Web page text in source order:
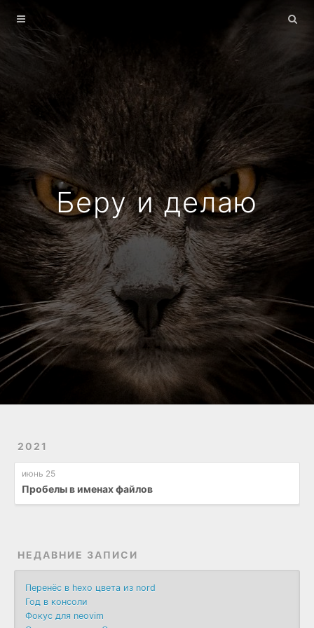
Беру и делаю
2021
июнь 25
Пробелы в именах файлов
НЕДАВНИЕ ЗАПИСИ
Перенёс в hexo цвета из nord
Год в консоли
Фокус для neovim
Главная
Архив